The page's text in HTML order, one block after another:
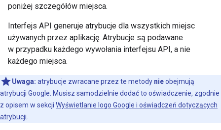
poniżej szczegółów miejsca.
Interfejs API generuje atrybucje dla wszystkich miejsc
używanych przez aplikację. Atrybucje są podawane
w przypadku każdego wywołania interfejsu API, a nie
każdego miejsca.
Uwaga: atrybucje zwracane przez te metody nieobejmują
atrybucji Google. Musisz samodzielnie dodać to oświadczenie, zgodnie
z opisem w sekcji Wyświetlanie logo Google i oświadczeń dotyczących
atrybucji